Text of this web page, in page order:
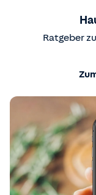
Ratgeber